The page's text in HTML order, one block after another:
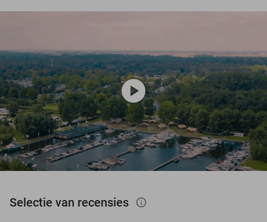
play_circle
Selectie van recensies info_outlined